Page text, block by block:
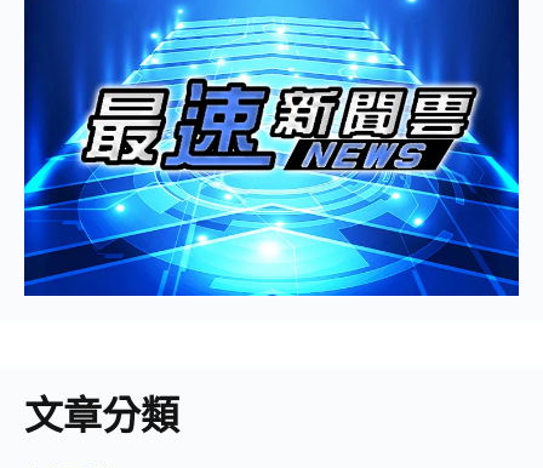
文章分類